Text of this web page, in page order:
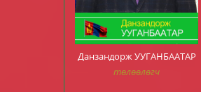
Данзандорж УУГАНБААТАР
төлөөлөгч